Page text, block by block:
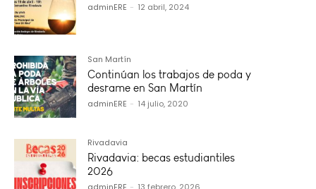
adminERE - 12 abril, 2024
San Martín
Continúan los trabajos de poda y
desrame en San Martín
adminERE - 14 julio, 2020
Rivadavia
Rivadavia: becas estudiantiles
2026